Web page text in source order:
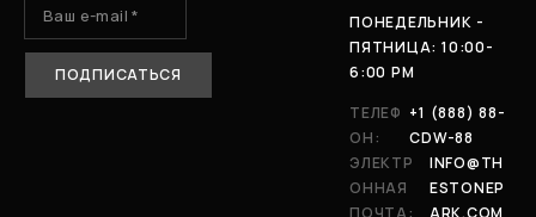
ПОНЕДЕЛЬНИК -
ПЯТНИЦА: 10:00-
6:00 PM
ТЕЛЕФ
ОН:
+1 (888) 88-
CDW-88
ЭЛЕКТР
ОННАЯ
ПОЧТА:
INFO@TH
ESTONEP
ARK.COM